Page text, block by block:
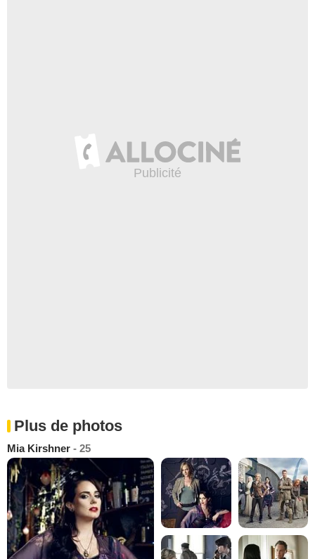
Plus de photos
Mia Kirshner - 25